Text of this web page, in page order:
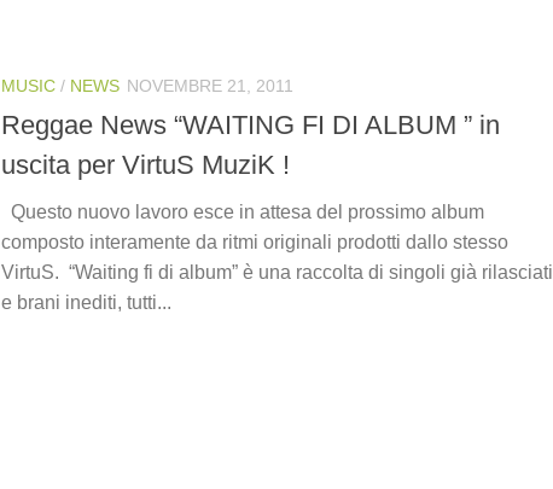
MUSIC / NEWS NOVEMBRE 21, 2011
Reggae News “WAITING FI DI ALBUM ” in
uscita per VirtuS MuziK !
Questo nuovo lavoro esce in attesa del prossimo album
composto interamente da ritmi originali prodotti dallo stesso
VirtuS. “Waiting fi di album” è una raccolta di singoli già rilasciati
e brani inediti, tutti...